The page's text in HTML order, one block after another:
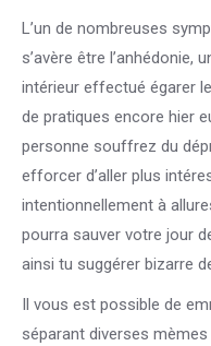
L’un de nombreuses
s’avère être
intérieur effectué égarer
de pratiques encore hier
personne souffrez du
efforcer d’aller plus
intentionnellement à
pourra sauver votre jour
ainsi tu suggérer bizarre
Il vous est possible de
séparant diverses